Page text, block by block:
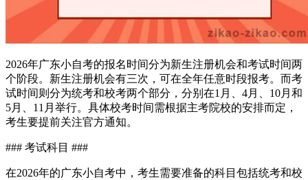
2026年广东小自考的报名时间分为新生注册机会和考试时间两
个阶段。新生注册机会有三次，可在全年任意时段报考。而考
试时间则分为统考和校考两个部分，分别在1月、4月、10月和
5月、11月举行。具体校考时间需根据主考院校的安排而定，
考生要提前关注官方通知。
### 考试科目 ###
在2026年的广东小自考中，考生需要准备的科目包括统考和校